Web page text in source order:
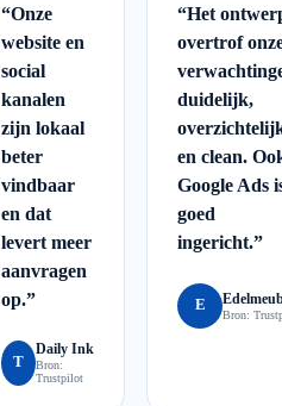
“Onze
website en
social
kanalen
zijn lokaal
beter
vindbaar
en dat
levert meer
aanvragen
op.”
T
Daily Ink
Bron:
Trustpilot
“Het
overtrof
duidelijk,
en clean.
Google Ads
goed
ingericht.”
E
Bron: